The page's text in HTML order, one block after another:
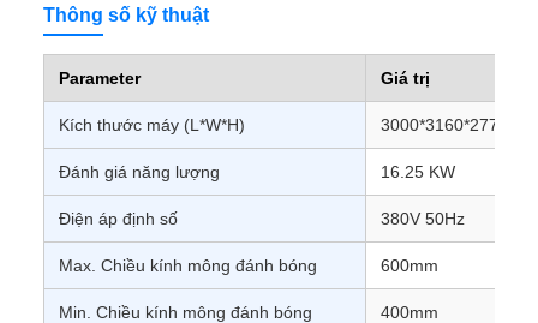
Thông số kỹ thuật
Parameter Giá trị
Kích thước máy (L*W*H) 3000*3160*2772
Đánh giá năng lượng 16.25 KW
Điện áp định số 380V 50Hz
Max. Chiều kính mông đánh bóng 600mm
Min. Chiều kính mông đánh bóng 400mm